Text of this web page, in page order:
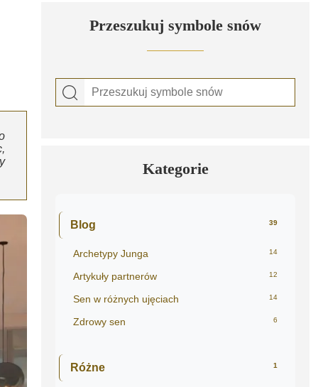
Przeszukuj symbole snów
Kategorie
Blog 39
Archetypy Junga 14
Artykuły partnerów 12
Sen w różnych ujęciach 14
Zdrowy sen 6
Różne 1